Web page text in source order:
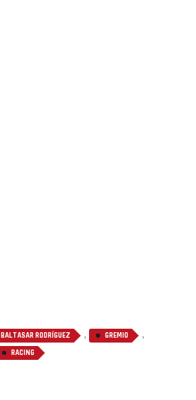
BALTASAR RODRÍGUEZ , GREMIO ,
RACING